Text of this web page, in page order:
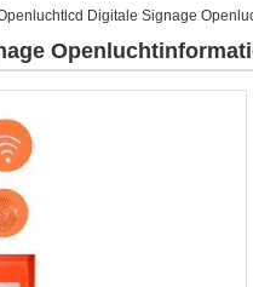
Digitale Signage